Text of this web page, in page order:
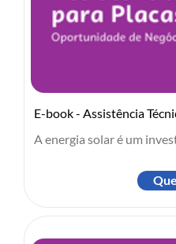
A energia solar é um